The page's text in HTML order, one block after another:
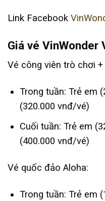
Link Facebook
Giá vé VinWonder
Vé công viên trò chơi
Trong tuần: Trẻ em
(320.000 vnđ/vé)
Cuối tuần: Trẻ em
(400.000 vnđ/vé)
Vé quốc đảo Aloha:
Trong tuần: Trẻ em